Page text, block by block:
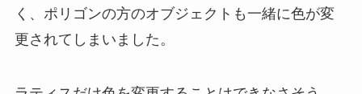
く、ポリゴンの方のオブジェクトも一緒に色が変
更されてしまいました。